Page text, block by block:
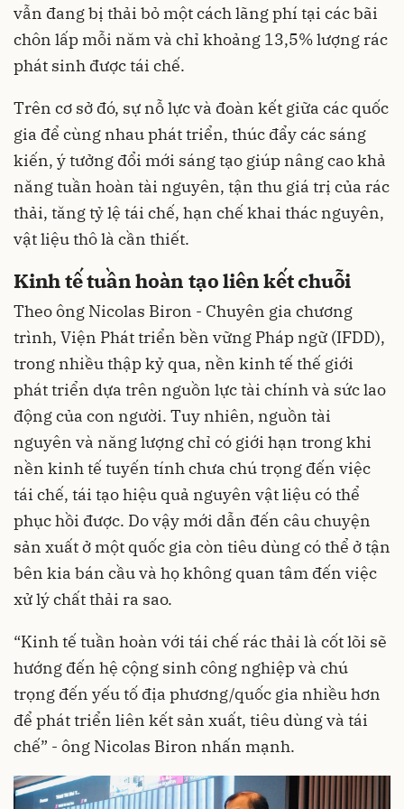
vẫn đang bị thải bỏ một cách lãng phí tại các bãi
chôn lấp mỗi năm và chỉ khoảng 13,5% lượng rác
phát sinh được tái chế.
Trên cơ sở đó, sự nỗ lực và đoàn kết giữa các quốc
gia để cùng nhau phát triển, thúc đẩy các sáng
kiến, ý tưởng đổi mới sáng tạo giúp nâng cao khả
năng tuần hoàn tài nguyên, tận thu giá trị của rác
thải, tăng tỷ lệ tái chế, hạn chế khai thác nguyên,
vật liệu thô là cần thiết.
Kinh tế tuần hoàn tạo liên kết chuỗi
Theo ông Nicolas Biron - Chuyên gia chương
trình, Viện Phát triển bền vững Pháp ngữ (IFDD),
trong nhiều thập kỷ qua, nền kinh tế thế giới
phát triển dựa trên nguồn lực tài chính và sức lao
động của con người. Tuy nhiên, nguồn tài
nguyên và năng lượng chỉ có giới hạn trong khi
nền kinh tế tuyến tính chưa chú trọng đến việc
tái chế, tái tạo hiệu quả nguyên vật liệu có thể
phục hồi được. Do vậy mới dẫn đến câu chuyện
sản xuất ở một quốc gia còn tiêu dùng có thể ở tận
bên kia bán cầu và họ không quan tâm đến việc
xử lý chất thải ra sao.
“Kinh tế tuần hoàn với tái chế rác thải là cốt lõi sẽ
hướng đến hệ cộng sinh công nghiệp và chú
trọng đến yếu tố địa phương/quốc gia nhiều hơn
để phát triển liên kết sản xuất, tiêu dùng và tái
chế” - ông Nicolas Biron nhấn mạnh.